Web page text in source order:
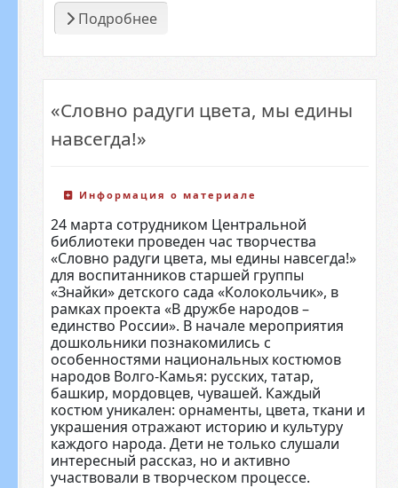
Подробнее
«Словно радуги цвета, мы едины
навсегда!»
Информация о материале
24 марта сотрудником Центральной
библиотеки проведен час творчества
«Словно радуги цвета, мы едины навсегда!»
для воспитанников старшей группы
«Знайки» детского сада «Колокольчик», в
рамках проекта «В дружбе народов –
единство России». В начале мероприятия
дошкольники познакомились с
особенностями национальных костюмов
народов Волго-Камья: русских, татар,
башкир, мордовцев, чувашей. Каждый
костюм уникален: орнаменты, цвета, ткани и
украшения отражают историю и культуру
каждого народа. Дети не только слушали
интересный рассказ, но и активно
участвовали в творческом процессе.